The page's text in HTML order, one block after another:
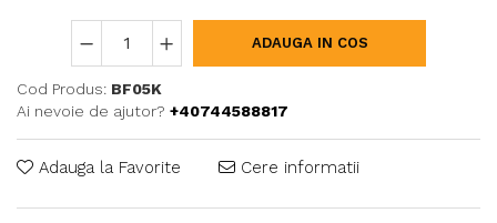
ADAUGA IN COS
Cod Produs: BF05K
Ai nevoie de ajutor? +40744588817
Adauga la Favorite Cere informatii